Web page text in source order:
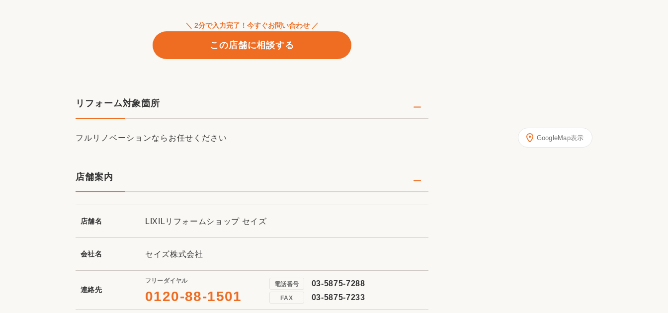
リフォームショップセイズは、性能とデザインを両立させたフルリノベーションをメインに
展開しております。 建築士でもある既存住宅状況技術者がしっかり現況調査を行い、高い設
計力・施工力・デザイン力でお客様の想いをカタチにします。
最新のイベント・キャンペーン情報は公式サイトをご確認ください。
＼ 2分で入力完了！今すぐお問い合わせ ／
この店舗に相談する
リフォーム対象箇所
フルリノベーションならお任せください
店舗案内
店舗名 LIXILリフォームショップ セイズ
会社名 セイズ株式会社
連絡先
フリーダイヤル
0120-88-1501
電話番号 03-5875-7288
FAX 03-5875-7233
GoogleMap表示